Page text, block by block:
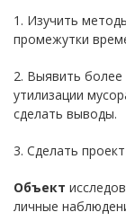
1. Изучить
промежутки
2. Выявить
утилизации
сделать выводы.
3. Сделать
Объект
личные